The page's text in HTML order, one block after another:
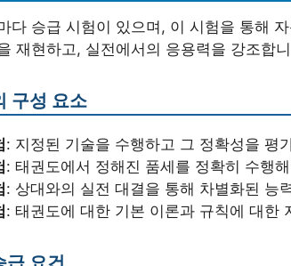
다 승급 시험이 있으며, 이 시험을 통해
재현하고, 실전에서의 응용력을 강조합
구성 요소
: 지정된 기술을 수행하고 그 정확성을 평
: 태권도에서 정해진 품세를 정확히 수행
: 상대와의 실전 대결을 통해 차별화된 능
: 태권도에 대한 기본 이론과 규칙에 대한
급 요건